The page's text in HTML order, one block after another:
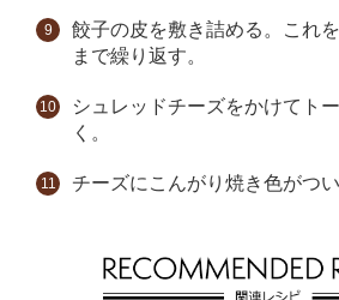
餃子の皮を敷き詰める。これ
まで繰り返す。
シュレッドチーズをかけてト
く。
チーズにこんがり焼き色がつ